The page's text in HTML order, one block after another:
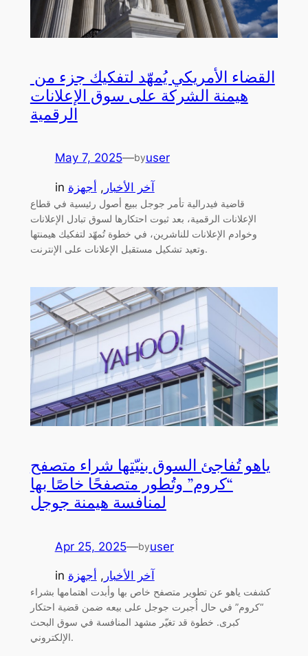
هيمنة الشركة على سوق الإعلانات
الرقمية
May 7, 2025—byuser
in آخر الأخبار , أجهزة
قاضية فيدرالية تأمر جوجل ببيع أصول رئيسية في قطاع
الإعلانات الرقمية، بعد ثبوت احتكارها لسوق تبادل الإعلانات
وخوادم الإعلانات للناشرين، في خطوة تُمهّد لتفكيك هيمنتها
وتعيد تشكيل مستقبل الإعلانات على الإنترنت.
ياهو تُفاجئ السوق بنيّتها شراء متصفح
“كروم” وتُطور متصفحًا خاصًا بها
لمنافسة هيمنة جوجل
Apr 25, 2025—byuser
in آخر الأخبار , أجهزة
كشفت ياهو عن تطوير متصفح خاص بها وأبدت اهتمامها بشراء
“كروم” في حال أُجبرت جوجل على بيعه ضمن قضية احتكار
كبرى. خطوة قد تغيّر مشهد المنافسة في سوق البحث
الإلكتروني.